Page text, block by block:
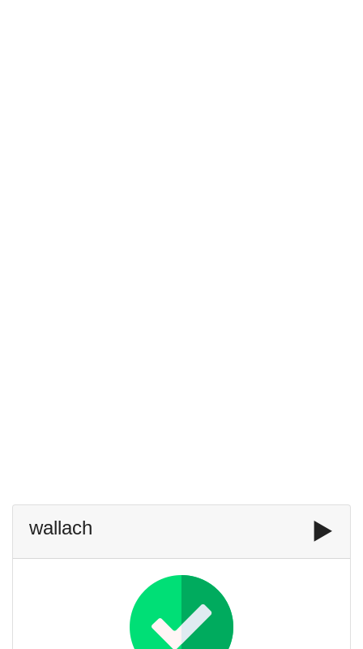
wallach ▶️